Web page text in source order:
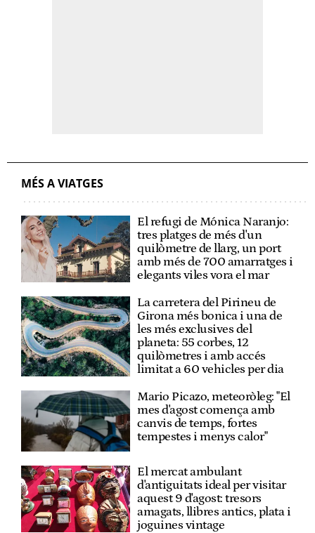
MÉS A VIATGES
El refugi de Mónica Naranjo:
tres platges de més d'un
quilòmetre de llarg, un port
amb més de 700 amarratges i
elegants viles vora el mar
La carretera del Pirineu de
Girona més bonica i una de
les més exclusives del
planeta: 55 corbes, 12
quilòmetres i amb accés
limitat a 60 vehicles per dia
Mario Picazo, meteoròleg: "El
mes d'agost comença amb
canvis de temps, fortes
tempestes i menys calor"
El mercat ambulant
d'antiguitats ideal per visitar
aquest 9 d'agost: tresors
amagats, llibres antics, plata i
joguines vintage